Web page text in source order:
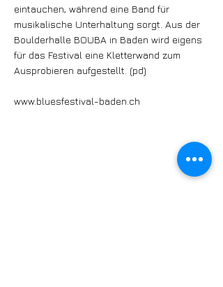
eintauchen, während eine Band für
musikalische Unterhaltung sorgt. Aus der
Boulderhalle BOUBA in Baden wird eigens
für das Festival eine Kletterwand zum
Ausprobieren aufgestellt. (pd)
www.bluesfestival-baden.ch